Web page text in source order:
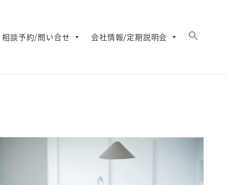
相談予約/問い合せ 会社情報/定期説明会